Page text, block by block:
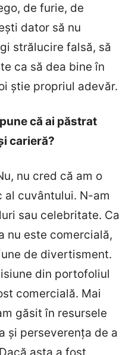
de furie, de
dator să nu
strălucire falsă, să
ca să dea bine în
ştie propriul adevăr.
că ai păstrat
carieră?
nu cred că am o
al cuvântului. N-am
sau celebritate. Ca
nu este comercială,
de divertisment.
din portofoliul
comercială. Mai
găsit în resursele
şi perseverenţa de a